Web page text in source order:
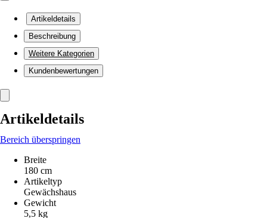
Artikeldetails
Beschreibung
Weitere Kategorien
Kundenbewertungen
Artikeldetails
Bereich überspringen
Breite
180 cm
Artikeltyp
Gewächshaus
Gewicht
5,5 kg